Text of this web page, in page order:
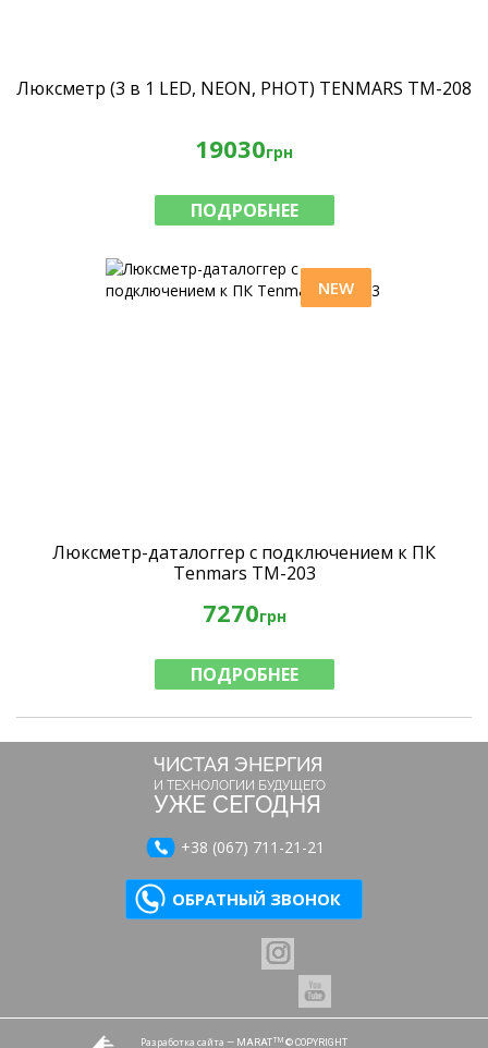
Люксметр (3 в 1 LED, NEON, PHOT) TENMARS ТМ-208
19030грн
ПОДРОБНЕЕ
NEW
Люксметр-даталоггер с подключением к ПК
Tenmars TM-203
7270грн
ПОДРОБНЕЕ
ЧИСТАЯ ЭНЕРГИЯ
И ТЕХНОЛОГИИ БУДУЩЕГО
УЖЕ СЕГОДНЯ
+38 (067) 711-21-21
ОБРАТНЫЙ ЗВОНОК
Разработка сайта — MARATTM © COPYRIGHT